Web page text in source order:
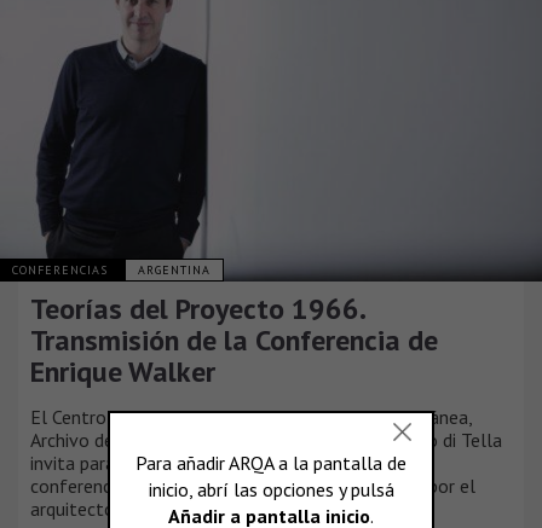
CONFERENCIAS ARGENTINA
Teorías del Proyecto 1966.
Transmisión de la Conferencia de
Enrique Walker
El Centro de Estudios de Arquitectura Contemporánea,
Archivo de Arquitectura de la Universidad Torcuato di Tella
invita para el viernes 22 de mayo a las 19 h. a la
conferencia "Teorías del Proyecto 1966", dictada por el
arquitecto Enrique Walker.